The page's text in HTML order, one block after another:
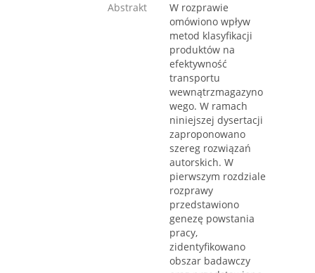
Abstrakt
W rozprawie
omówiono wpływ
metod klasyfikacji
produktów na
efektywność
transportu
wewnątrzmagazyno
wego. W ramach
niniejszej dysertacji
zaproponowano
szereg rozwiązań
autorskich. W
pierwszym rozdziale
rozprawy
przedstawiono
genezę powstania
pracy,
zidentyfikowano
obszar badawczy